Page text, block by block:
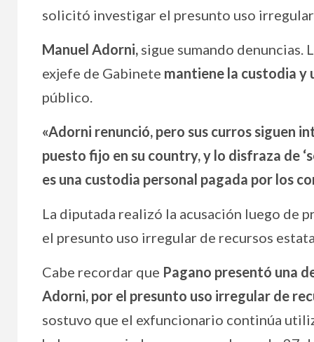
solicitó investigar el presunto uso
Manuel Adorni, sigue sumando denuncias.
exjefe de Gabinete mantiene la custodia y
público.
«Adorni renunció, pero sus curros siguen
puesto fijo en su country, y lo disfraza de
es una custodia personal pagada por los
La diputada realizó la acusación luego de
el presunto uso irregular de recursos
Cabe recordar que Pagano presentó una
Adorni, por el presunto uso irregular de
sostuvo que el exfuncionario continúa